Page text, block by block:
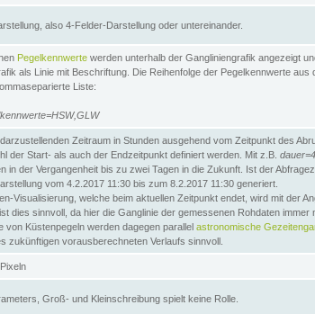
also 4-Felder-Darstellung oder untereinander.
Pegelkennwerte werden unterhalb der Gangliniengrafik angezeigt
als Linie mit Beschriftung. Die Reihenfolge der Pegelkennwerte
Liste:
Zeitraum in Stunden ausgehend vom Zeitpunkt des
der Start- als auch der Endzeitpunkt definiert werden. Mit z.B.
in der Vergangenheit bis zu zwei Tagen in die Zukunft. Ist der
vom 4.2.2017 11:30 bis zum 8.2.2017 11:30 generiert.
Visualisierung, welche beim aktuellen Zeitpunkt endet, wird mit der
dies sinnvoll, da hier die Ganglinie der gemessenen Rohdaten immer
von Küstenpegeln werden dagegen parallel astronomische
zukünftigen vorausberechneten Verlaufs sinnvoll.
Groß- und Kleinschreibung spielt keine Rolle.